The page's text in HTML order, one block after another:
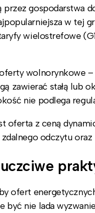
przez gospodarstwa
w tej
wielostrefowe
wolnorynkowe –
zawierać stałą lub
nie podlega
oferta z ceną
odczytu
ofert
być nie lada